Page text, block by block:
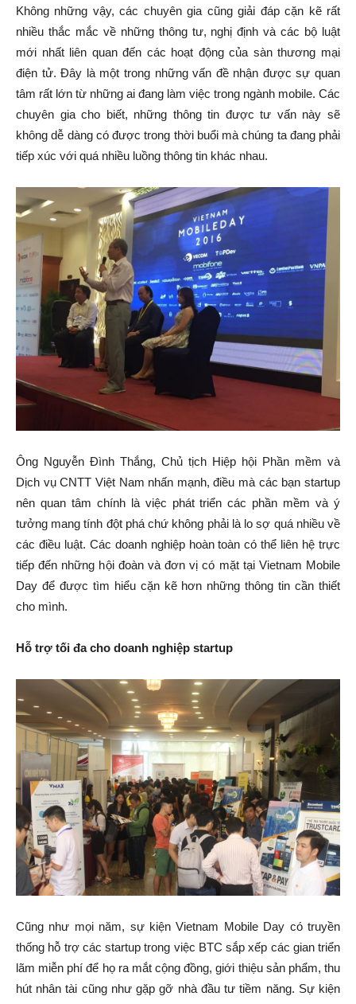
Không những vậy, các chuyên gia cũng giải đáp cặn kẽ rất
nhiều thắc mắc về những thông tư, nghị định và các bộ luật
mới nhất liên quan đến các hoạt động của sàn thương mại
điện tử. Đây là một trong những vấn đề nhận được sự quan
tâm rất lớn từ những ai đang làm việc trong ngành mobile. Các
chuyên gia cho biết, những thông tin được tư vấn này sẽ
không dễ dàng có được trong thời buổi mà chúng ta đang phải
tiếp xúc với quá nhiều luồng thông tin khác nhau.
Ông Nguyễn Đình Thắng, Chủ tịch Hiệp hội Phần mềm và
Dịch vụ CNTT Việt Nam nhấn mạnh, điều mà các bạn startup
nên quan tâm chính là việc phát triển các phần mềm và ý
tưởng mang tính đột phá chứ không phải là lo sợ quá nhiều về
các điều luật. Các doanh nghiệp hoàn toàn có thể liên hệ trực
tiếp đến những hội đoàn và đơn vị có mặt tại Vietnam Mobile
Day để được tìm hiểu cặn kẽ hơn những thông tin cần thiết
cho mình.
Hỗ trợ tối đa cho doanh nghiệp startup
Cũng như mọi năm, sự kiện Vietnam Mobile Day có truyền
thống hỗ trợ các startup trong việc BTC sắp xếp các gian triển
lãm miễn phí để họ ra mắt cộng đồng, giới thiệu sản phẩm, thu
hút nhân tài cũng như gặp gỡ nhà đầu tư tiềm năng. Sự kiện